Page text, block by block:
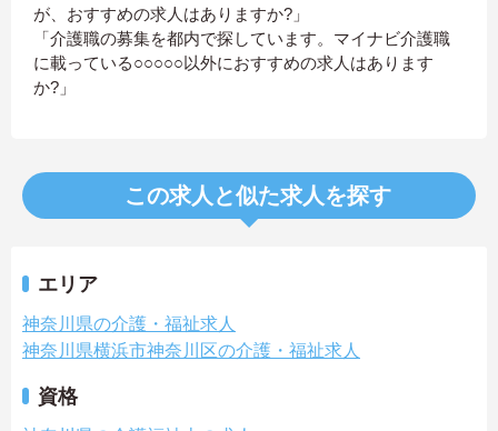
が、おすすめの求人はありますか?」
「介護職の募集を都内で探しています。マイナビ介護職
に載っている○○○○○以外におすすめの求人はあります
か?」
この求人と似た求人を探す
エリア
神奈川県の介護・福祉求人
神奈川県横浜市神奈川区の介護・福祉求人
資格